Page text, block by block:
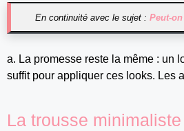
En continuité avec le sujet : Peut-
a. La promesse reste la même : un
suffit pour appliquer ces looks. Les
La trousse